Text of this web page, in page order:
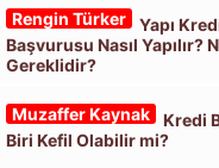
Rengin Türker
Yapı
Başvurusu Nasıl Yapılır?
Gereklidir?
Muzaffer Kaynak
Kredi
Biri Kefil Olabilir mi?